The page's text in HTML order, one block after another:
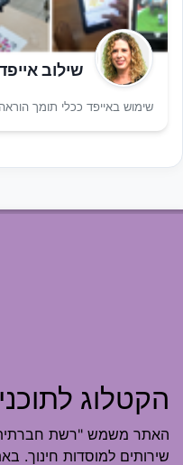
שילוב
שימוש באייפד ככלי תומך
הקטלוג
האתר משמש "רשת
שירותים למוסדות חינוך.